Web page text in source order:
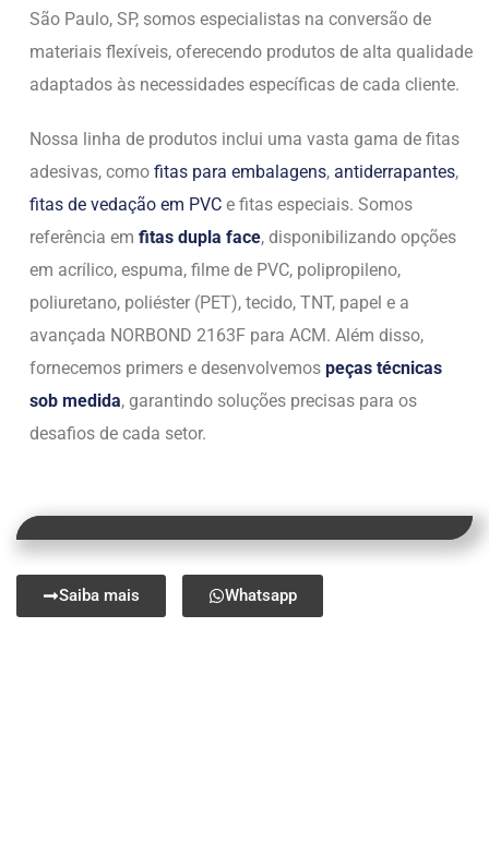
São Paulo, SP, somos especialistas na conversão de
materiais flexíveis, oferecendo produtos de alta qualidade
adaptados às necessidades específicas de cada cliente.
Nossa linha de produtos inclui uma vasta gama de fitas
adesivas, como fitas para embalagens, antiderrapantes,
fitas de vedação em PVC e fitas especiais. Somos
referência em fitas dupla face, disponibilizando opções
em acrílico, espuma, filme de PVC, polipropileno,
poliuretano, poliéster (PET), tecido, TNT, papel e a
avançada NORBOND 2163F para ACM. Além disso,
fornecemos primers e desenvolvemos peças técnicas
sob medida, garantindo soluções precisas para os
desafios de cada setor.
Saiba mais Whatsapp